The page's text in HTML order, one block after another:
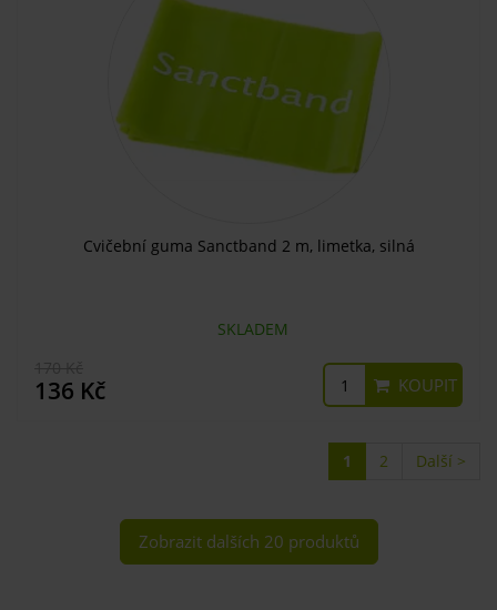
Cvičební guma Sanctband 2 m, limetka, silná
SKLADEM
136 Kč KOUPIT
1 2 Další >
Zobrazit dalších 20 produktů